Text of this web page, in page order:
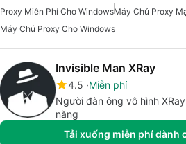
Proxy Miễn Phí Cho WindowsMáy Chủ Proxy
Máy Chủ Proxy Cho Windows
Invisible Man XRay
4.5 Miễn phí
Người đàn ông vô hình
năng
Tải xuống miễn phí dành